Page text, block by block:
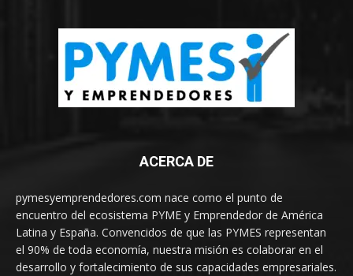
ACERCA DE
pymesyemprendedores.com nace como el punto de
encuentro del ecosistema PYME y Emprendedor de América
Latina y España. Convencidos de que las PYMES representan
el 90% de toda economía, nuestra misión es colaborar en el
desarrollo y fortalecimiento de sus capacidades empresariales.